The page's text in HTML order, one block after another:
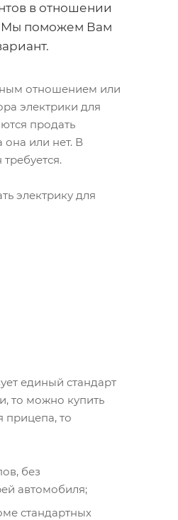
в отношении
Мы поможем Вам
отношением или
электрики для
продать
она или нет. В
электрику для
единый стандарт
то можно купить
прицепа, то
без
автомобиля;
стандартных